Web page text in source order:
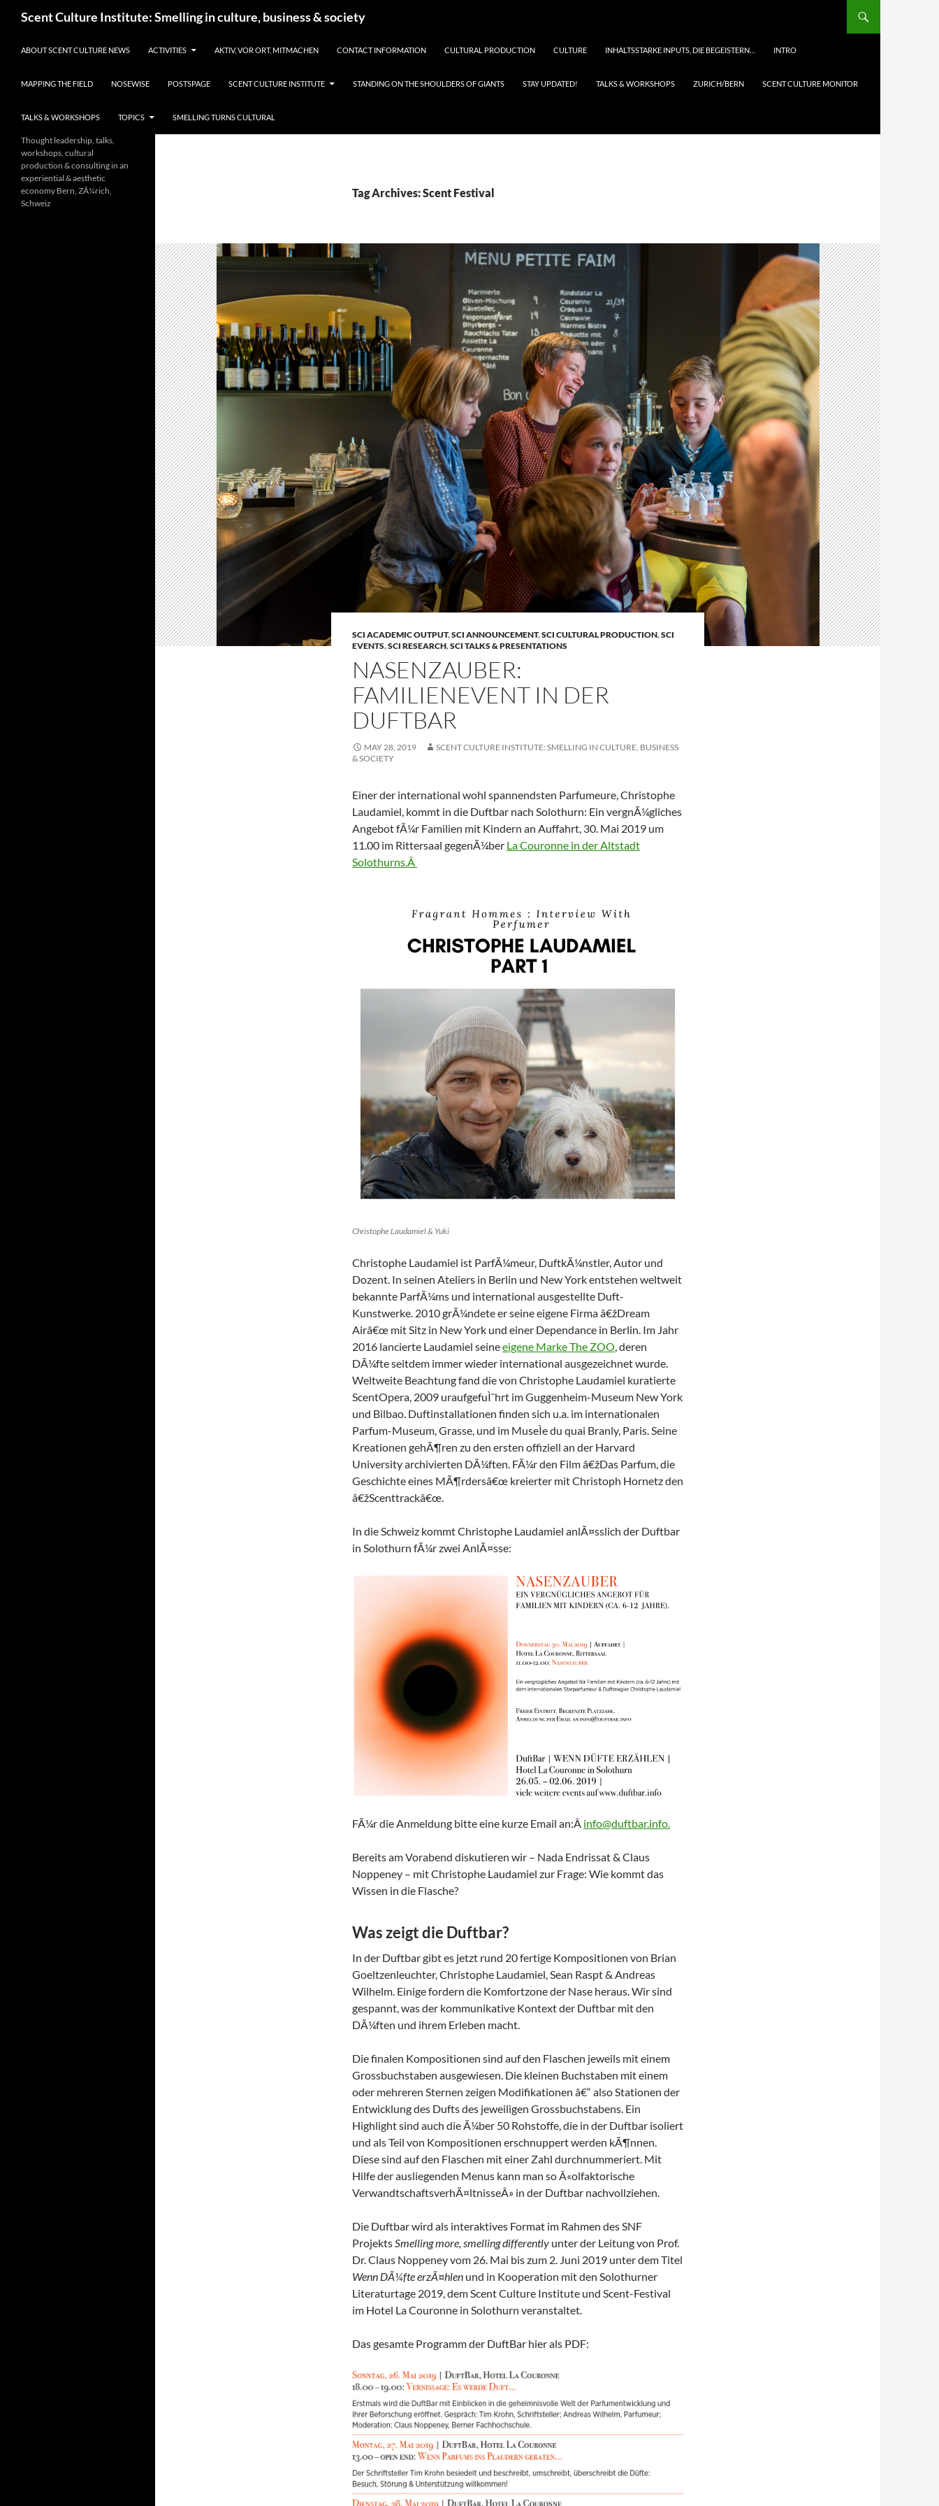
Scent Culture Institute: Smelling in culture, business & society
ABOUT SCENT CULTURE NEWS ACTIVITIES AKTIV, VOR ORT, MITMACHEN CONTACT INFORMATION CULTURAL PRODUCTION CULTURE INHALTSSTARKE INPUTS, DIE BEGEISTERN… INTRO
MAPPING THE FIELD NOSEWISE POSTSPAGE SCENT CULTURE INSTITUTE STANDING ON THE SHOULDERS OF GIANTS STAY UPDATED! TALKS & WORKSHOPS ZURICH/BERN SCENT CULTURE MONITOR
TALKS & WORKSHOPS TOPICS SMELLING TURNS CULTURAL
Tag Archives: Scent Festival
SCI ACADEMIC OUTPUT,SCI ANNOUNCEMENT,SCI CULTURAL PRODUCTION,SCI
EVENTS,SCI RESEARCH,SCI TALKS & PRESENTATIONS
NASENZAUBER:
FAMILIENEVENT IN DER
DUFTBAR
MAY 28, 2019
SCENT CULTURE INSTITUTE: SMELLING IN CULTURE, BUSINESS
& SOCIETY
Einer der international wohl spannendsten Parfumeure, Christophe
Laudamiel, kommt in die Duftbar nach Solothurn: Ein vergnÃ¼gliches
Angebot fÃ¼r Familien mit Kindern an Auffahrt, 30. Mai 2019 um
11.00 im Rittersaal gegenÃ¼ber La Couronne in der Altstadt
Solothurns.Â
Christophe Laudamiel & Yuki
Christophe Laudamiel ist ParfÃ¼meur, DuftkÃ¼nstler, Autor und
Dozent. In seinen Ateliers in Berlin und New York entstehen weltweit
bekannte ParfÃ¼ms und international ausgestellte Duft-
Kunstwerke. 2010 grÃ¼ndete er seine eigene Firma â€žDream
Airâ€œ mit Sitz in New York und einer Dependance in Berlin. Im Jahr
2016 lancierte Laudamiel seineeigene Marke The ZOO, deren
DÃ¼fte seitdem immer wieder international ausgezeichnet wurde.
Weltweite Beachtung fand die von Christophe Laudamiel kuratierte
ScentOpera, 2009 uraufgefuÌˆhrt im Guggenheim-Museum New York
und Bilbao. Duftinstallationen finden sich u.a. im internationalen
Parfum-Museum, Grasse, und im MuseÌe du quai Branly, Paris. Seine
Kreationen gehÃ¶ren zu den ersten offiziell an der Harvard
University archivierten DÃ¼ften. FÃ¼r den Film â€žDas Parfum, die
Geschichte eines MÃ¶rdersâ€œ kreierter mit Christoph Hornetz den
â€žScenttrackâ€œ.
In die Schweiz kommt Christophe Laudamiel anlÃ¤sslich der Duftbar
in Solothurn fÃ¼r zwei AnlÃ¤sse:
FÃ¼r die Anmeldung bitte eine kurze Email an:Â info@duftbar.info.
Bereits am Vorabend diskutieren wir – Nada Endrissat & Claus
Noppeney – mit Christophe Laudamiel zur Frage: Wie kommt das
Wissen in die Flasche?
Was zeigt die Duftbar?
In der Duftbar gibt es jetzt rund 20 fertige Kompositionen von Brian
Goeltzenleuchter, Christophe Laudamiel, Sean Raspt & Andreas
Wilhelm. Einige fordern die Komfortzone der Nase heraus. Wir sind
gespannt, was der kommunikative Kontext der Duftbar mit den
DÃ¼ften und ihrem Erleben macht.
Die finalen Kompositionen sind auf den Flaschen jeweils mit einem
Grossbuchstaben ausgewiesen. Die kleinen Buchstaben mit einem
oder mehreren Sternen zeigen Modifikationen â€“ also Stationen der
Entwicklung des Dufts des jeweiligen Grossbuchstabens. Ein
Highlight sind auch die Ã¼ber 50 Rohstoffe, die in der Duftbar isoliert
und als Teil von Kompositionen erschnuppert werden kÃ¶nnen.
Diese sind auf den Flaschen mit einer Zahl durchnummeriert. Mit
Hilfe der ausliegenden Menus kann man so Â«olfaktorische
VerwandtschaftsverhÃ¤ltnisseÂ» in der Duftbar nachvollziehen.
Die Duftbar wird als interaktives Format im Rahmen des SNF
ProjektsSmelling more, smelling differently unter der Leitung von Prof.
Dr. Claus Noppeney vom 26. Mai bis zum 2. Juni 2019 unter dem Titel
Wenn DÃ¼fte erzÃ¤hlen und in Kooperation mit den Solothurner
Literaturtage 2019, dem Scent Culture Institute und Scent-Festival
im Hotel La Couronne in Solothurn veranstaltet.
Das gesamte Programm der DuftBar hier als PDF:
Thought leadership, talks,
workshops, cultural
production & consulting in an
experiential & aesthetic
economy Bern, ZÃ¼rich,
Schweiz